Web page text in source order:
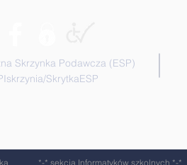
Skrzynka Podawcza (ESP)
SkrytkaESP
*-* sekcja Informatyków szkolnych *-*